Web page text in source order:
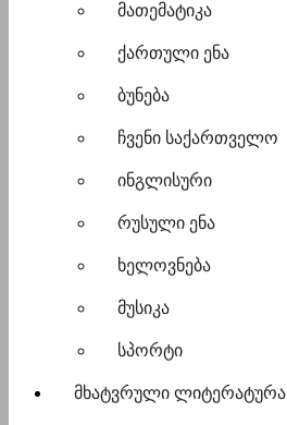
მათემატიკა
ქართული ენა
ბუნება
ჩვენი საქართველო
ინგლისური
რუსული ენა
ხელოვნება
მუსიკა
სპორტი
მხატვრული ლიტერატურა